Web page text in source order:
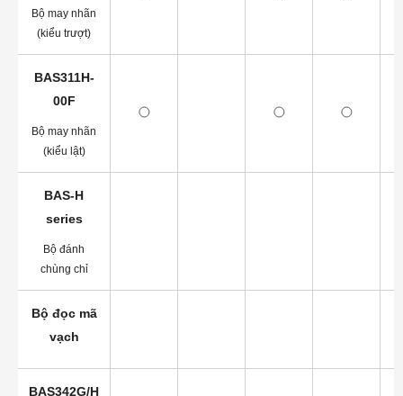
Bộ may nhãn
(kiểu trượt)
BAS311H-
00F
Bộ may nhãn
(kiểu lật)
BAS-H
series
Bộ đánh
chùng chỉ
Bộ đọc mã
vạch
BAS342G/H